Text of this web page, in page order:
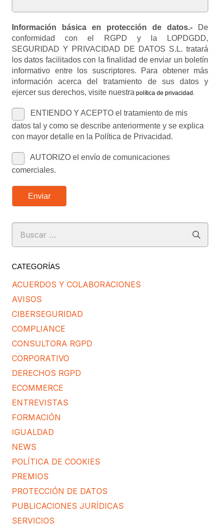
Información básica en protección de datos.- De
conformidad con el RGPD y la LOPDGDD,
SEGURIDAD Y PRIVACIDAD DE DATOS S.L. tratará
los datos facilitados con la finalidad de enviar un boletín
informativo entre los suscriptores. Para obtener más
información acerca del tratamiento de sus datos y
ejercer sus derechos, visite nuestra política de privacidad
ENTIENDO Y ACEPTO el tratamiento de mis
datos tal y como se describe anteriormente y se explica
con mayor detalle en la Política de Privacidad.
AUTORIZO el envío de comunicaciones
comerciales.
Enviar
Buscar:
CATEGORÍAS
ACUERDOS Y COLABORACIONES
AVISOS
CIBERSEGURIDAD
COMPLIANCE
CONSULTORA RGPD
CORPORATIVO
DERECHOS RGPD
ECOMMERCE
ENTREVISTAS
FORMACIÓN
IGUALDAD
NEWS
POLÍTICA DE COOKIES
PREMIOS
PROTECCIÓN DE DATOS
PUBLICACIONES JURÍDICAS
SERVICIOS